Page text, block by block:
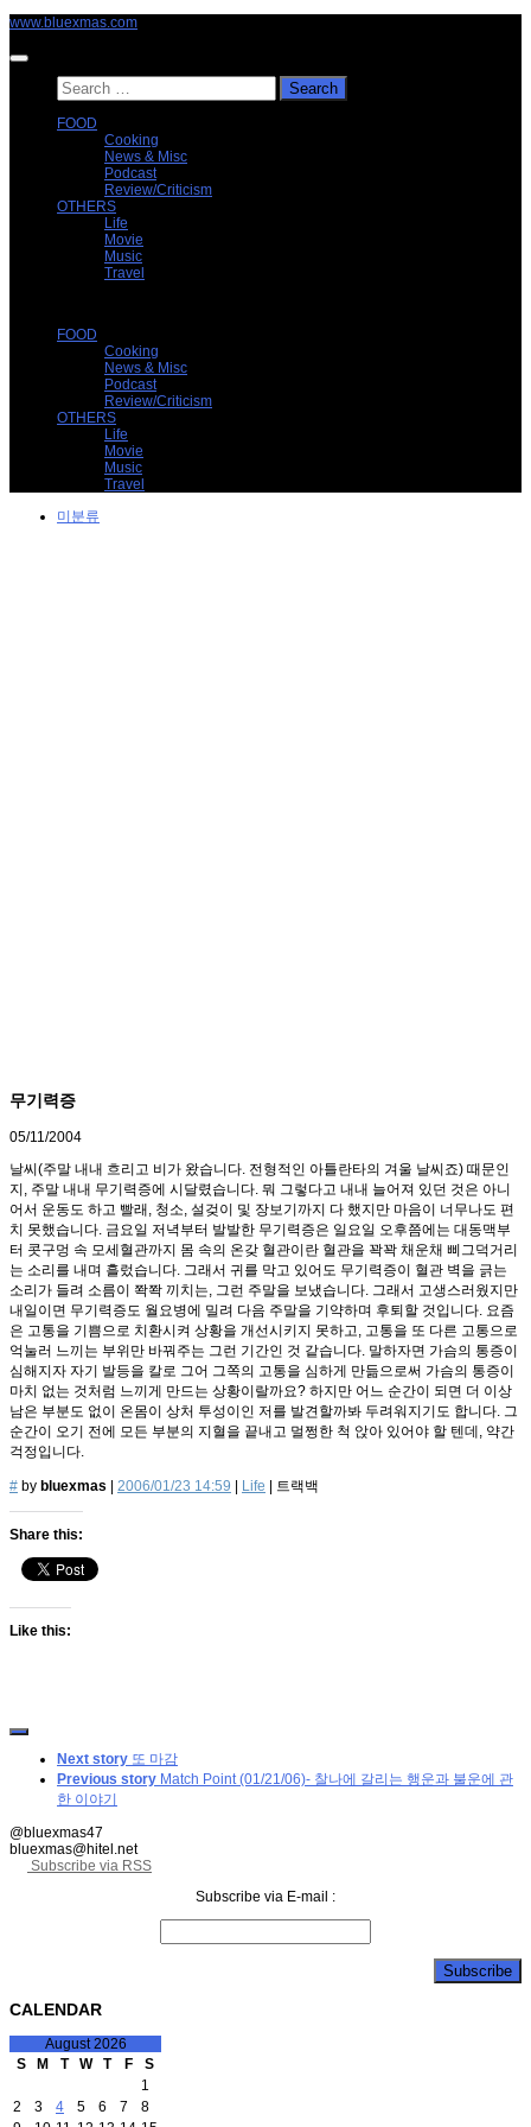
Skip
content
www.bluexmas.com
Search
for:
FOOD
Cooking
News & Misc
Podcast
Review/Criticism
OTHERS
Life
Movie
Music
Travel
FOOD
Cooking
News & Misc
Podcast
Review/Criticism
OTHERS
Life
Movie
Music
Travel
미분류
무기력증
05/11/2004
날씨(주말 내내 흐리고 비가 왔습니다. 전형적인 아틀란타의 겨울 날씨죠) 때문인
지, 주말 내내 무기력증에 시달렸습니다. 뭐 그렇다고 내내 늘어져 있던 것은 아니
어서 운동도 하고 빨래, 청소, 설겆이 및 장보기까지 다 했지만 마음이 너무나도 편
치 못했습니다. 금요일 저녁부터 발발한 무기력증은 일요일 오후쯤에는 대동맥부
터 콧구멍 속 모세혈관까지 몸 속의 온갖 혈관이란 혈관을 꽉꽉 채운채 삐그덕거리
는 소리를 내며 흘렀습니다. 그래서 귀를 막고 있어도 무기력증이 혈관 벽을 긁는
소리가 들려 소름이 쫙쫙 끼치는, 그런 주말을 보냈습니다. 그래서 고생스러웠지만
내일이면 무기력증도 월요병에 밀려 다음 주말을 기약하며 후퇴할 것입니다. 요즘
은 고통을 기쁨으로 치환시켜 상황을 개선시키지 못하고, 고통을 또 다른 고통으로
억눌러 느끼는 부위만 바꿔주는 그런 기간인 것 같습니다. 말하자면 가슴의 통증이
심해지자 자기 발등을 칼로 그어 그쪽의 고통을 심하게 만듦으로써 가슴의 통증이
마치 없는 것처럼 느끼게 만드는 상황이랄까요? 하지만 어느 순간이 되면 더 이상
남은 부분도 없이 온몸이 상처 투성이인 저를 발견할까봐 두려워지기도 합니다. 그
순간이 오기 전에 모든 부분의 지혈을 끝내고 멀쩡한 척 앉아 있어야 할 텐데, 약간
걱정입니다.
# by bluexmas 2006/01/23 14:59 Life 트랙백
Share this:
Like this:
Next story 또 마감
Previous story Match Point (01/21/06)- 찰나에 갈리는 행운과 불운에 관
한 이야기
@bluexmas47
bluexmas@hitel.net
Subscribe via RSS
Subscribe via E-mail :
CALENDAR
August 2026
S
M T W T F
S
1
2
3 4 5 6 7
8